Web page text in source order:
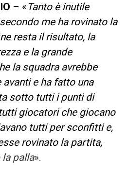
– « Tanto è inutile
me ha rovinato la
resta il risultato, la
e la grande
la squadra avrebbe
e ha fatto una
sotto tutti i punti di
giocatori che giocano
tutti per sconfitti e,
rovinato la partita,
la palla».